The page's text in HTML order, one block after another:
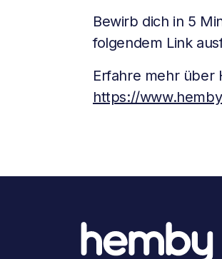
Bewirb dich in 5
folgendem Link
Erfahre mehr über
https://